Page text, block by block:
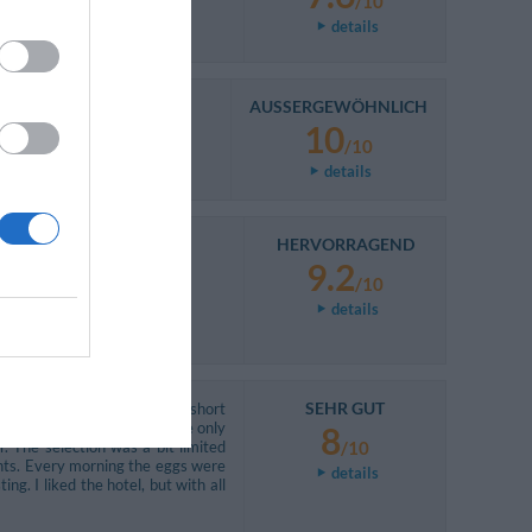
details
AUSSERGEWÖHNLICH
10/10
details
HERVORRAGEND
9.2/10
details
of four. The location is a short
and shopping. The only
The selection was a bit limited
Every morning the eggs were
I liked the hotel, but with all
SEHR GUT
8/10
details